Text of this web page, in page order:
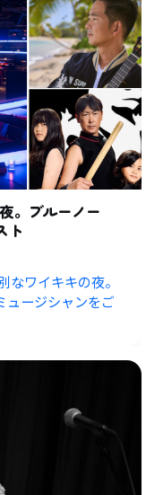
。ブルーノー
ト
なワイキキの夜。
ュージシャンをご